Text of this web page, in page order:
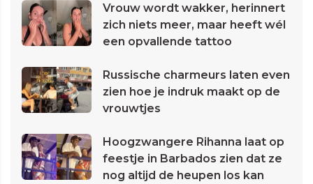
Vrouw wordt wakker, herinnert
zich niets meer, maar heeft wél
een opvallende tattoo
Russische charmeurs laten even
zien hoe je indruk maakt op de
vrouwtjes
Hoogzwangere Rihanna laat op
feestje in Barbados zien dat ze
nog altijd de heupen los kan